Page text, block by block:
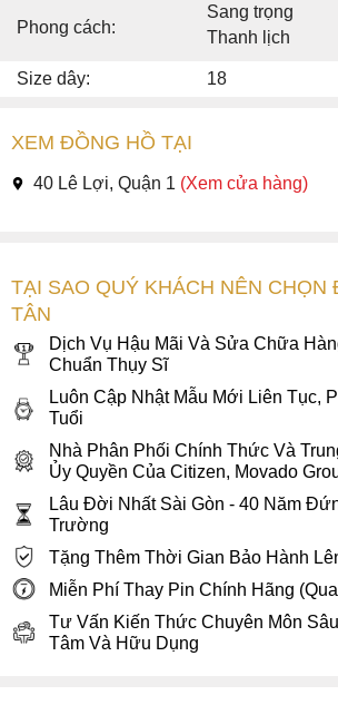
Phong cách:
Sang trọng
Thanh lịch
Size dây: 18
XEM ĐỒNG HỒ TẠI
40 Lê Lợi, Quận 1 (Xem cửa hàng)
TẠI SAO QUÝ KHÁCH NÊN CHỌN
TÂN
Dịch Vụ Hậu Mãi Và Sửa Chữa
Chuẩn Thụy Sĩ
Luôn Cập Nhật Mẫu Mới Liên Tục,
Tuổi
Nhà Phân Phối Chính Thức Và
Ủy Quyền Của Citizen, Movado
Lâu Đời Nhất Sài Gòn - 40 Năm
Trường
Tặng Thêm Thời Gian Bảo Hành
Miễn Phí Thay Pin Chính Hãng
Tư Vấn Kiến Thức Chuyên Môn
Tâm Và Hữu Dụng